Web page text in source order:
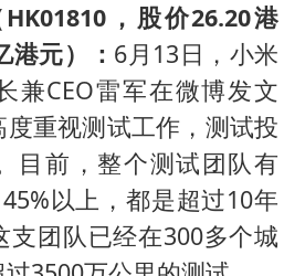
，股价26.20港
元）
： 6月13日，小米
兼CEO雷军在微博发文
重视测试工作，测试投
目前，整个测试团队有
以上，都是超过10年
支团队已经在300多个城